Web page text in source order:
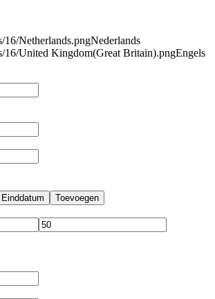
Nederlands
Engels
Einddatum Toevoegen